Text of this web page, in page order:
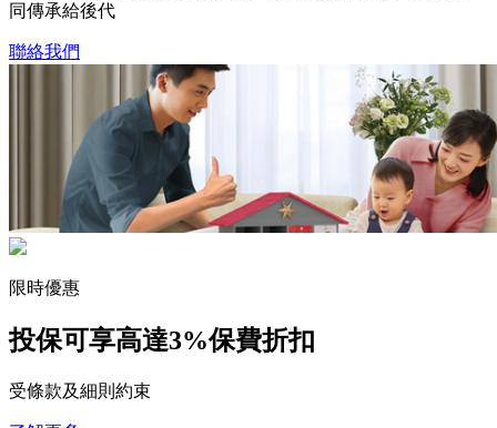
同傳承給後代
聯絡我們
限時優惠
投保可享高達3%保費折扣
受條款及細則約束